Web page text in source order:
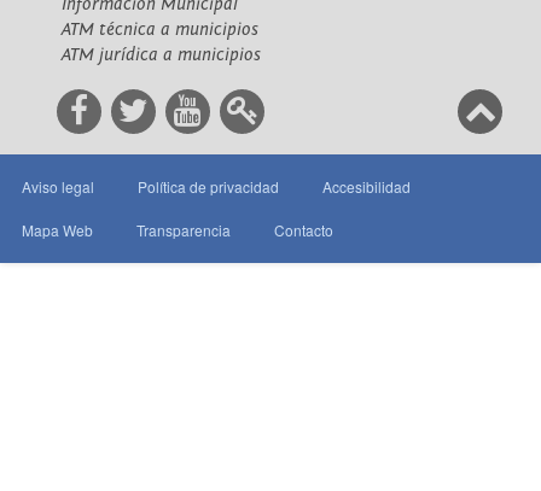
ATM técnica a municipios
ATM jurídica a municipios
Aviso legal Política de privacidad Accesibilidad
Mapa Web Transparencia Contacto